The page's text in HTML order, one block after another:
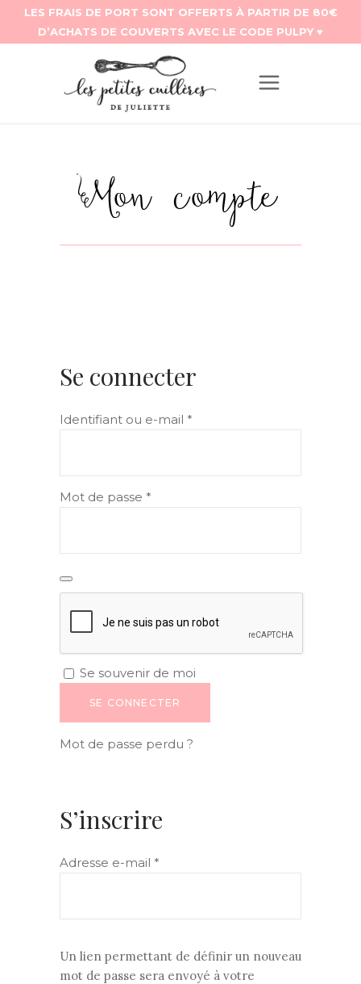
Mon compte
Se connecter
Identifiant ou e-mail *
Mot de passe *
Se souvenir de moi
SE CONNECTER
Mot de passe perdu ?
S’inscrire
Adresse e-mail *
Un lien permettant de définir un nouveau
mot de passe sera envoyé à votre